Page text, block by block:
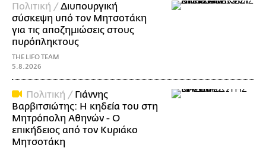
Πολιτική /Διυπουργική
σύσκεψη υπό τον Μητσοτάκη
για τις αποζημιώσεις στους
πυρόπληκτους
THE LIFO TEAM
5.8.2026
Πολιτική / Γιάννης
Βαρβιτσιώτης: Η κηδεία του στη
Μητρόπολη Αθηνών - Ο
επικήδειος από τον Κυριάκο
Μητσοτάκη